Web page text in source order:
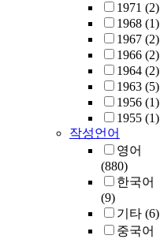
1971 (2)
1968 (1)
1967 (2)
1966 (2)
1964 (2)
1963 (5)
1956 (1)
1955 (1)
작성언어
영어
(880)
한국어
(9)
기타 (6)
중국어